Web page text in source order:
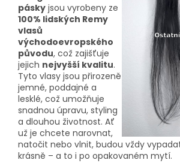
pásky jsou vyrobeny ze
100% lidských Remy
vlasů
východoevropského
původu, což zajišťuje
jejich nejvyšší kvalitu.
Tyto vlasy jsou přirozeně
jemné, poddajné a
lesklé, což umožňuje
snadnou úpravu, styling
a dlouhou životnost. Ať
už je chcete narovnat,
natočit nebo vlnit, budou vždy
krásně – a to i po opakovaném mytí.